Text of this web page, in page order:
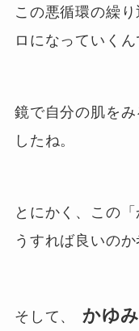
この悪循環の繰
ロになっていくん
鏡で自分の肌を
したね。
とにかく、この
うすれば良いのか
そして、
かゆ